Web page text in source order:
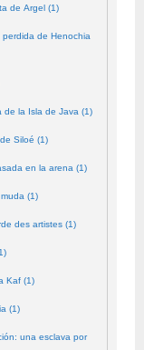
de Argel (1)
de Henochia
de la Isla de Java (1)
Siloé (1)
en la arena (1)
(1)
des artistes (1)
Kaf (1)
(1)
una esclava por